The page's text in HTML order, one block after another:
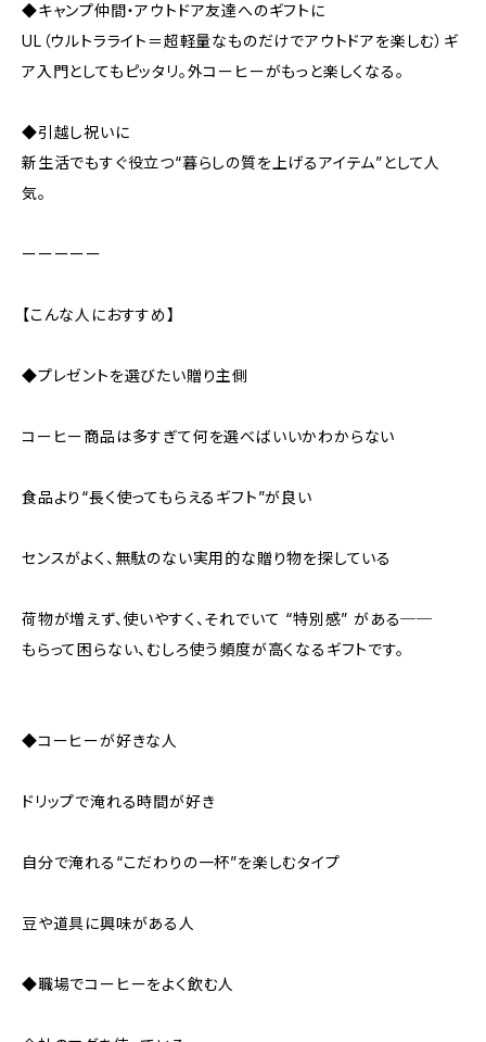
◆キャンプ仲間・アウトドア友達へのギフトに
UL（ウルトラライト＝超軽量なものだけでアウトドアを楽しむ）ギ
ア入門としてもピッタリ。外コーヒーがもっと楽しくなる。
◆引越し祝いに
新生活でもすぐ役立つ“暮らしの質を上げるアイテム”として人
気。
ーーーーー
【こんな人におすすめ】
◆プレゼントを選びたい贈り主側
コーヒー商品は多すぎて何を選べばいいかわからない
食品より“長く使ってもらえるギフト”が良い
センスがよく、無駄のない実用的な贈り物を探している
荷物が増えず、使いやすく、それでいて “特別感” がある──
もらって困らない、むしろ使う頻度が高くなるギフトです。
◆コーヒーが好きな人
ドリップで淹れる時間が好き
自分で淹れる“こだわりの一杯”を楽しむタイプ
豆や道具に興味がある人
◆職場でコーヒーをよく飲む人